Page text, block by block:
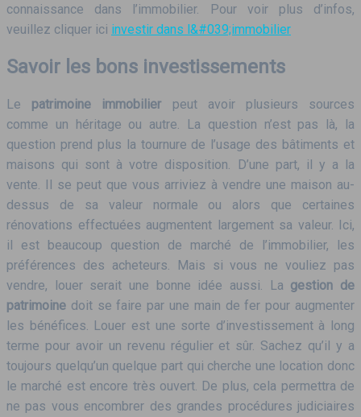
connaissance dans l’immobilier. Pour voir plus d’infos,
veuillez cliquer ici investir dans l&#039;immobilier
Savoir les bons investissements
Le patrimoine immobilierpeut avoir plusieurs sources
comme un héritage ou autre. La question n’est pas là, la
question prend plus la tournure de l’usage des bâtiments et
maisons qui sont à votre disposition. D’une part, il y a la
vente. Il se peut que vous arriviez à vendre une maison au-
dessus de sa valeur normale ou alors que certaines
rénovations effectuées augmentent largement sa valeur. Ici,
il est beaucoup question de marché de l’immobilier, les
préférences des acheteurs. Mais si vous ne vouliez pas
vendre, louer serait une bonne idée aussi. La gestion de
patrimoine doit se faire par une main de fer pour augmenter
les bénéfices. Louer est une sorte d’investissement à long
terme pour avoir un revenu régulier et sûr. Sachez qu’il y a
toujours quelqu’un quelque part qui cherche une location donc
le marché est encore très ouvert. De plus, cela permettra de
ne pas vous encombrer des grandes procédures judiciaires